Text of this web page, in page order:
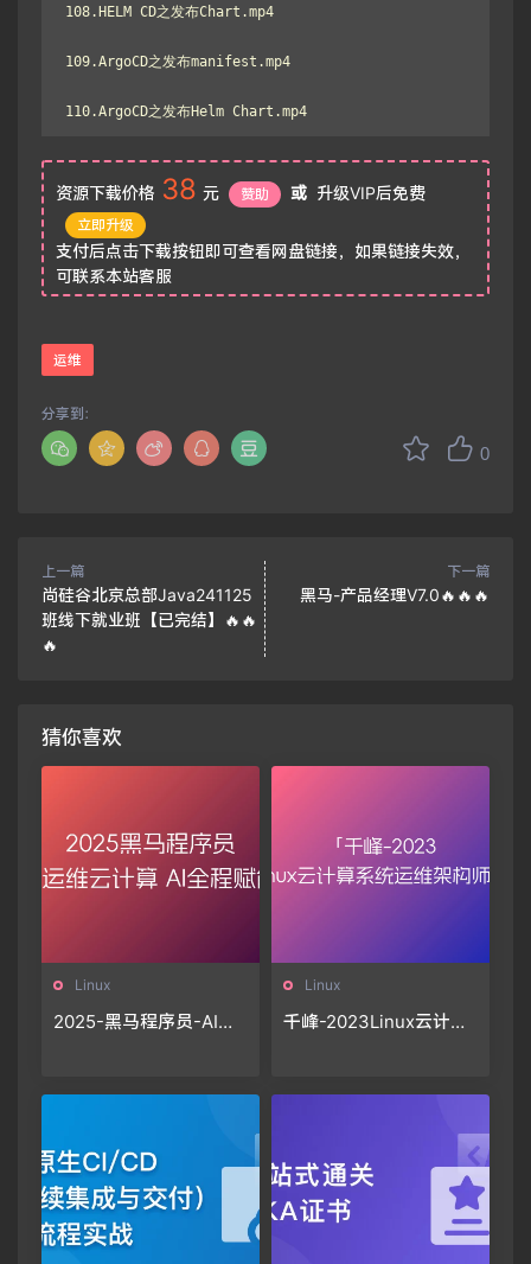
108.HELM CD之发布Chart.mp4
109.ArgoCD之发布manifest.mp4
110.ArgoCD之发布Helm Chart.mp4
资源下载价格 38 元 赞助 或 升级VIP后免费
立即升级
支付后点击下载按钮即可查看网盘链接，如果链接失效，
可联系本站客服
运维
0
分享到：
上一篇
尚硅谷北京总部Java241125
班线下就业班【已完结】🔥🔥
🔥
下一篇
黑马-产品经理V7.0🔥🔥🔥
猜你喜欢
Linux
2025-黑马程序员-AI运
Linux
千峰-2023Linux云计算